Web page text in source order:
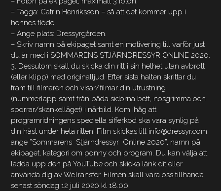
– Tagga: Catrin Henriksson – så att det kommer upp i
hennes flöde.
– Ange plats: Dressyrgården.
– Skriv namn på ekipaget samt en motivering till varför just
du är med i SOMMARENS STJÄRNDRESSYR ONLINE 2020.
3. Dessutom skall du skicka din ritt i sin helhet utan avbrott
(eller klipp) med originalljud. Efter sista halten skrittar du
fram till filmaren och visar/filmar din utrustning
(nummerlapp samt från båda sidorna bett, nosgrimma och
sporrar/skänkelläget) i närbild. Kom ihåg att
programridningens speciella sifferkod ska vara synlig på
din häst under hela ritten! Film skickas till info@dressyr.com
ange ”Sommarens Stjärndressyr Online 2020”, namn på
ekipaget, kategori om ponny och program. Du kan välja att
ladda upp den på YouTube och skicka länk dit eller
använda dig av WeTransfer. Filmen skall vara oss tillhanda
senast söndag 12 juli 2020 kl 18.00.